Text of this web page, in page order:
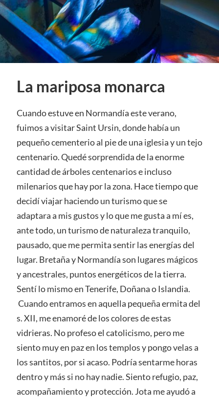
La mariposa monarca
Cuando estuve en Normandía este verano,
fuimos a visitar Saint Ursin, donde había un
pequeño cementerio al pie de una iglesia y un tejo
centenario. Quedé sorprendida de la enorme
cantidad de árboles centenarios e incluso
milenarios que hay por la zona. Hace tiempo que
decidí viajar haciendo un turismo que se
adaptara a mis gustos y lo que me gusta a mí es,
ante todo, un turismo de naturaleza tranquilo,
pausado, que me permita sentir las energías del
lugar. Bretaña y Normandía son lugares mágicos
y ancestrales, puntos energéticos de la tierra.
Sentí lo mismo en Tenerife, Doñana o Islandia.
Cuando entramos en aquella pequeña ermita del
s. XII, me enamoré de los colores de estas
vidrieras. No profeso el catolicismo, pero me
siento muy en paz en los templos y pongo velas a
los santitos, por si acaso. Podría sentarme horas
dentro y más si no hay nadie. Siento refugio, paz,
acompañamiento y protección. Jota me ayudó a